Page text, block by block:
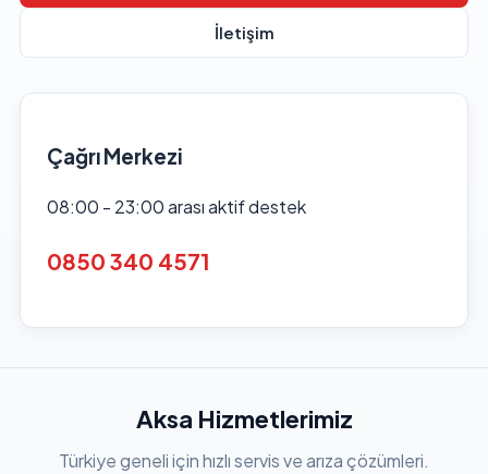
İletişim
Çağrı Merkezi
08:00 - 23:00 arası aktif destek
0850 340 4571
Aksa Hizmetlerimiz
Türkiye geneli için hızlı servis ve arıza çözümleri.